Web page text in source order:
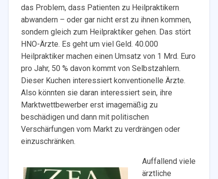
das Problem, dass Patienten zu Heilpraktikern
abwandern – oder gar nicht erst zu ihnen kommen,
sondern gleich zum Heilpraktiker gehen. Das stört
HNO-Ärzte. Es geht um viel Geld. 40.000
Heilpraktiker machen einen Umsatz von 1 Mrd. Euro
pro Jahr, 50 % davon kommt von Selbstzahlern.
Dieser Kuchen interessiert konventionelle Ärzte.
Also könnten sie daran interessiert sein, ihre
Marktwettbewerber erst imagemäßig zu
beschädigen und dann mit politischen
Verschärfungen vom Markt zu verdrängen oder
einzuschränken.
Auffallend viele
ärztliche